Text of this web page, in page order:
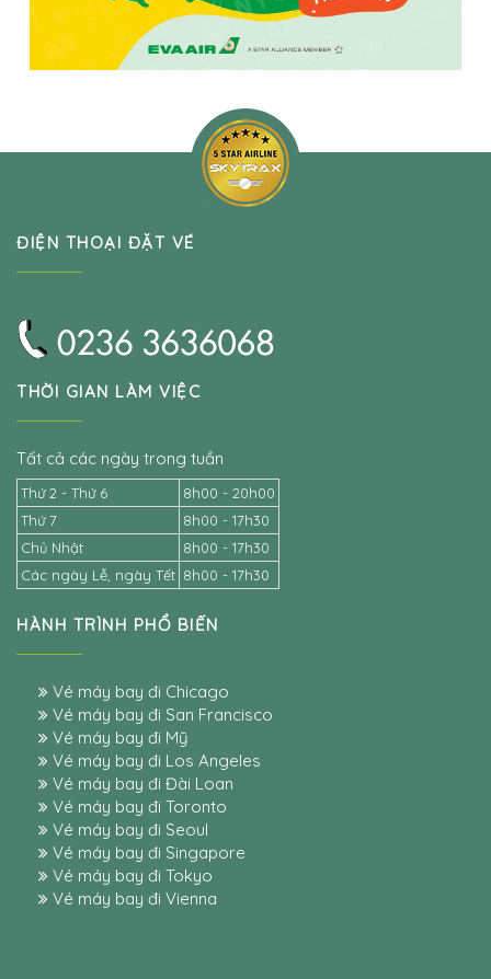
ĐIỆN THOẠI ĐẶT VÉ
THỜI GIAN LÀM VIỆC
Tất cả các ngày trong tuần
Thứ 2 - Thứ 6
8h00 - 20h00
Thứ 7
8h00 - 17h30
Chủ Nhật
8h00 - 17h30
Các ngày Lễ, ngày Tết 8h00 - 17h30
HÀNH TRÌNH PHỔ BIẾN
Vé máy bay đi Chicago
Vé máy bay đi San Francisco
Vé máy bay đi Mỹ
Vé máy bay đi Los Angeles
Vé máy bay đi Đài Loan
Vé máy bay đi Toronto
Vé máy bay đi Seoul
Vé máy bay đi Singapore
Vé máy bay đi Tokyo
Vé máy bay đi Vienna